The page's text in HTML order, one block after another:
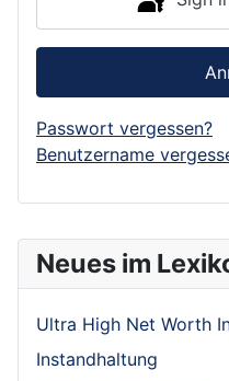
Neues im
Ultra High Net Worth
Instandhaltung
Passwort vergessen?
Benutzername